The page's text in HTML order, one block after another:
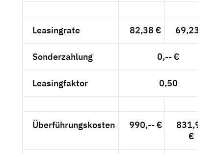
Leasingrate 82,38 € 69,23 €
Sonderzahlung 0,-- €
Leasingfaktor 0,50
Überführungskosten 990,-- €
831,93
€